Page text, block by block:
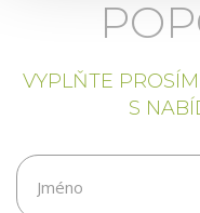
VYPLŇTE
S